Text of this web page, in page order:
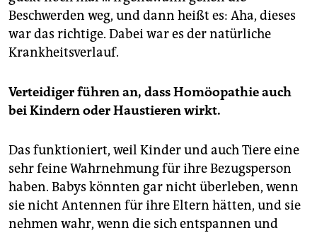
Beschwerden weg, und dann heißt es: Aha, dieses
war das richtige. Dabei war es der natürliche
Krankheitsverlauf.
Verteidiger führen an, dass Homöopathie auch
bei Kindern oder Haustieren wirkt.
Das funktioniert, weil Kinder und auch Tiere eine
sehr feine Wahrnehmung für ihre Bezugsperson
haben. Babys könnten gar nicht überleben, wenn
sie nicht Antennen für ihre Eltern hätten, und sie
nehmen wahr, wenn die sich entspannen und